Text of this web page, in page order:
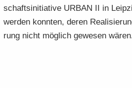
schafts­in­itia­ti­ve URBAN II in
wer­den konn­ten, deren
rung nicht mög­lich ge­we­sen